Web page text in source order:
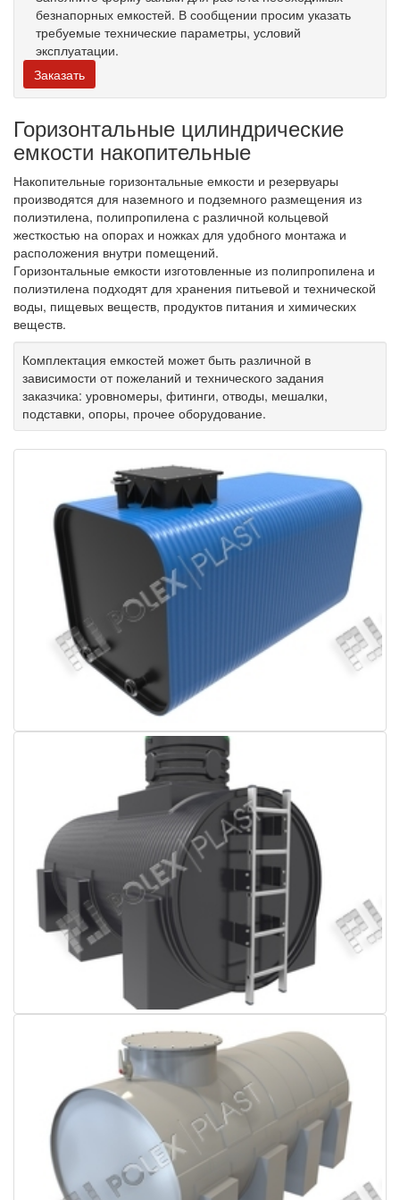
безнапорных емкостей. В сообщении просим указать
требуемые технические параметры, условий
эксплуатации.
Заказать
Горизонтальные цилиндрические
емкости накопительные
Накопительные горизонтальные емкости и резервуары
производятся для наземного и подземного размещения из
полиэтилена, полипропилена с различной кольцевой
жесткостью на опорах и ножках для удобного монтажа и
расположения внутри помещений.
Горизонтальные емкости изготовленные из полипропилена и
полиэтилена подходят для хранения питьевой и технической
воды, пищевых веществ, продуктов питания и химических
веществ.
Комплектация емкостей может быть различной в
зависимости от пожеланий и технического задания
заказчика: уровномеры, фитинги, отводы, мешалки,
подставки, опоры, прочее оборудование.